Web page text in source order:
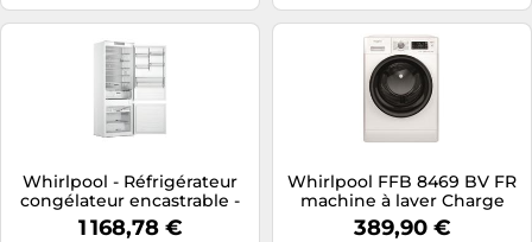
Whirlpool - Réfrigérateur
congélateur encastrable -
Space400 No Frost -
1 168,78 €
Whirlpool FFB 8469 BV FR
machine à laver Charge
avant 8 kg 1200 tr/min Noir,
389,90 €